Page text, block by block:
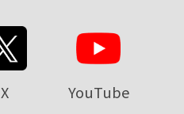
X YouTube